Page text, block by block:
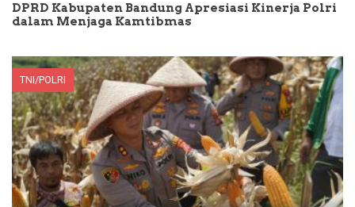
DPRD Kabupaten Bandung Apresiasi Kinerja Polri
dalam Menjaga Kamtibmas
TNI/POLRI